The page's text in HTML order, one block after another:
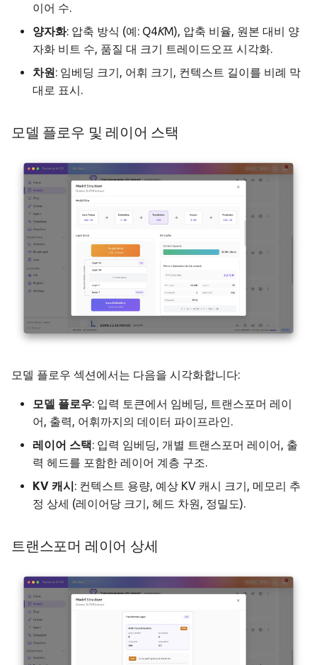
이어 수.
양자화: 압축 방식 (예: Q4KM), 압축 비율, 원본 대비 양
자화 비트 수, 품질 대 크기 트레이드오프 시각화.
차원 : 임베딩 크기, 어휘 크기, 컨텍스트 길이를 비례 막
대로 표시.
모델 플로우 및 레이어 스택
모델 플로우 섹션에서는 다음을 시각화합니다:
모델 플로우: 입력 토큰에서 임베딩, 트랜스포머 레이
어, 출력, 어휘까지의 데이터 파이프라인.
레이어 스택: 입력 임베딩, 개별 트랜스포머 레이어, 출
력 헤드를 포함한 레이어 계층 구조.
KV 캐시: 컨텍스트 용량, 예상 KV 캐시 크기, 메모리 추
정 상세 (레이어당 크기, 헤드 차원, 정밀도).
트랜스포머 레이어 상세